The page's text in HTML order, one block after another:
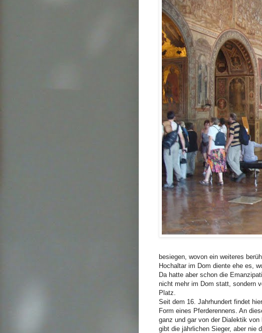
besiegen, wovon ein weiteres
Hochaltar im Dom diente ehe es,
Da hatte aber schon die
nicht mehr im Dom statt, sondern
Platz.
Seit dem 16. Jahrhundert findet
Form eines Pferderennens. An
ganz und gar von der Dialektik
gibt die jährlichen Sieger, aber nie